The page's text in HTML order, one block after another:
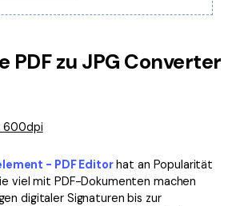
Vorlagen
und Anpassen von kostenlosen Vorlagen.
und einfachsten PDF-Tools
PDF zu JPG Converter
600dpi
- PDF Editorhat an Popularität
viel mit PDF-Dokumenten machen
digitaler Signaturen bis zur